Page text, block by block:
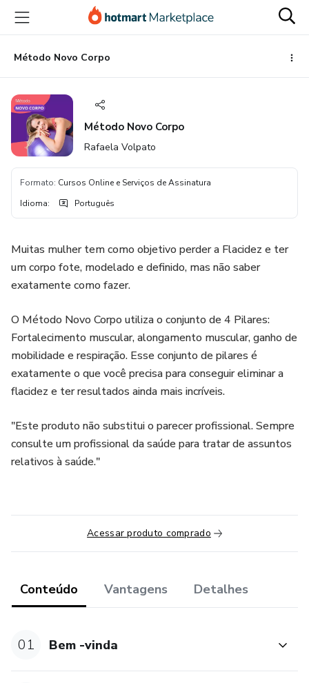
para
conteúdo
principal
para
pagamento
para
rodapéMétodo Novo Corpo
Método Novo Corpo
Rafaela Volpato
Formato: Cursos Online e Serviços de Assinatura
Idioma: Português
Muitas mulher tem como objetivo perder a Flacidez e ter
um corpo fote, modelado e definido, mas não saber
exatamente como fazer.
O Método Novo Corpo utiliza o conjunto de 4 Pilares:
Fortalecimento muscular, alongamento muscular, ganho de
mobilidade e respiração. Esse conjunto de pilares é
exatamente o que você precisa para conseguir eliminar a
flacidez e ter resultados ainda mais incríveis.
"Este produto não substitui o parecer profissional. Sempre
consulte um profissional da saúde para tratar de assuntos
relativos à saúde."
Acessar produto comprado
Conteúdo Vantagens Detalhes
01 Bem -vinda